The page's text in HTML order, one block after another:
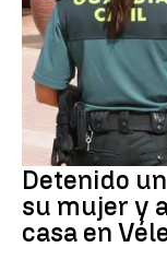
VIOLENCIA
Detenido
su mujer y
casa en